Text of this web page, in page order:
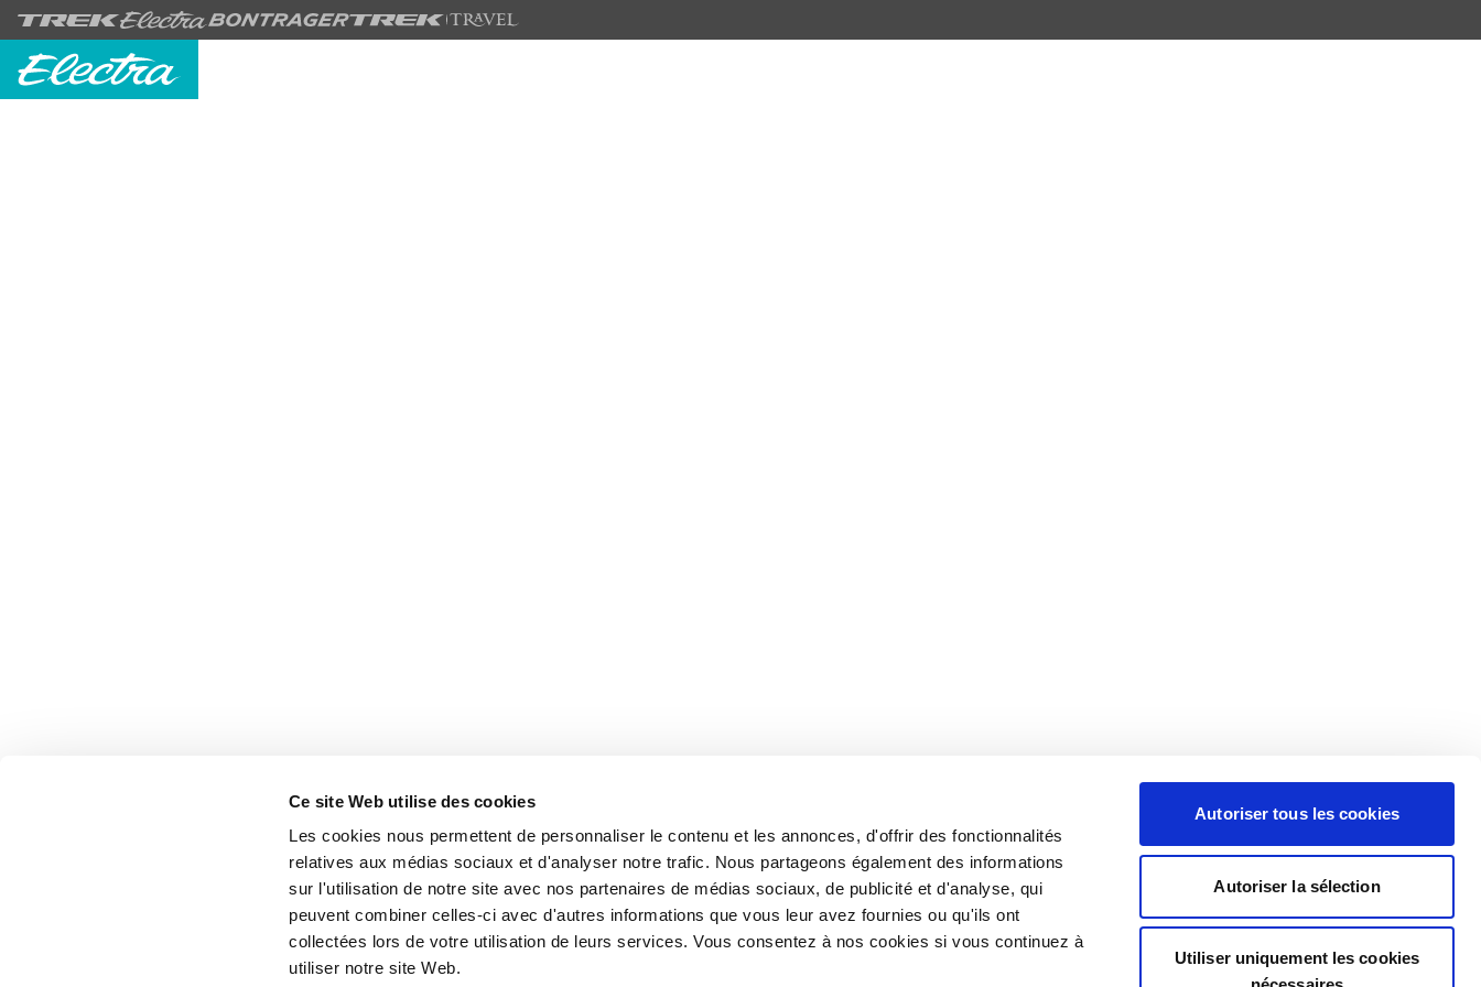
Ce site Web utilise des cookies
Les cookies nous permettent de personnaliser le contenu et les annonces, d'offrir des fonctionnalités
relatives aux médias sociaux et d'analyser notre trafic. Nous partageons également des informations
sur l'utilisation de notre site avec nos partenaires de médias sociaux, de publicité et d'analyse, qui
peuvent combiner celles-ci avec d'autres informations que vous leur avez fournies ou qu'ils ont
collectées lors de votre utilisation de leurs services. Vous consentez à nos cookies si vous continuez à
utiliser notre site Web.
Autoriser tous les cookies
Autoriser la sélection
Utiliser uniquement les cookies